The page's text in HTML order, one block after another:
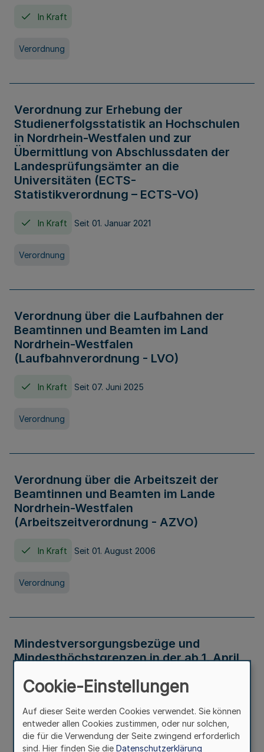
In Kraft
Verordnung
Verordnung zur Erhebung der
Studienerfolgsstatistik an Hochschulen
in Nordrhein-Westfalen und zur
Übermittlung von Abschlussdaten der
Landesprüfungsämter an die
Universitäten (ECTS-
Statistikverordnung – ECTS-VO)
In Kraft Seit 01. Januar 2021
Verordnung
Verordnung über die Laufbahnen der
Beamtinnen und Beamten im Land
Nordrhein-Westfalen
(Laufbahnverordnung - LVO)
In Kraft Seit 07. Juni 2025
Verordnung
Verordnung über die Arbeitszeit der
Beamtinnen und Beamten im Lande
Nordrhein-Westfalen
(Arbeitszeitverordnung - AZVO)
In Kraft Seit 01. August 2006
Verordnung
Mindestversorgungsbezüge und
Mindesthöchstgrenzen in der ab 1. April
Verwaltungsvorschrift
Cookie-Einstellungen
Auf dieser Seite werden Cookies verwendet. Sie können
entweder allen Cookies zustimmen, oder nur solchen,
die für die Verwendung der Seite zwingend erforderlich
sind. Hier finden Sie die Datenschutzerklärung